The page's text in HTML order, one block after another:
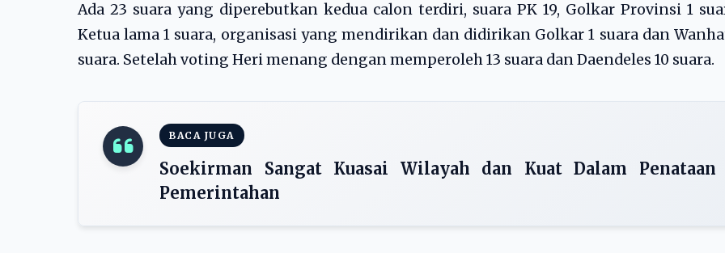
Ada 23 suara yang diperebutkan kedua calon terdiri, suara PK 19, Golkar Provinsi 1
Ketua lama 1 suara, organisasi yang mendirikan dan didirikan Golkar 1 suara dan
suara. Setelah voting Heri menang dengan memperoleh 13 suara dan Daendeles 10 suara.
BACA JUGA
Soekirman Sangat Kuasai Wilayah dan Kuat Dalam Penataan
Pemerintahan